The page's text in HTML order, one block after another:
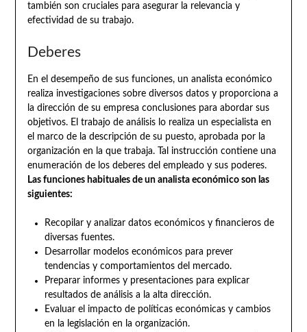
también son cruciales para asegurar la relevancia y
efectividad de su trabajo.
Deberes
En el desempeño de sus funciones, un analista económico
realiza investigaciones sobre diversos datos y proporciona a
la dirección de su empresa conclusiones para abordar sus
objetivos. El trabajo de análisis lo realiza un especialista en
el marco de la descripción de su puesto, aprobada por la
organización en la que trabaja. Tal instrucción contiene una
enumeración de los deberes del empleado y sus poderes.
Las funciones habituales de un analista económico son las
siguientes:
Recopilar y analizar datos económicos y financieros de
diversas fuentes.
Desarrollar modelos económicos para prever
tendencias y comportamientos del mercado.
Preparar informes y presentaciones para explicar
resultados de análisis a la alta dirección.
Evaluar el impacto de políticas económicas y cambios
en la legislación en la organización.